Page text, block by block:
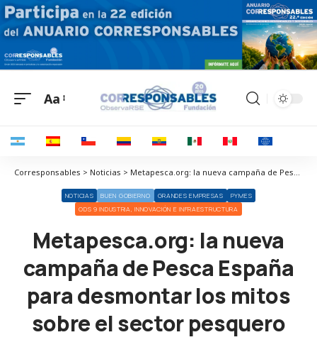
Aa
Corresponsables > Noticias > Metapesca.org: la nueva campaña de Pesca España para desmontar los mitos sobre el sector pesquero
NOTICIAS BUEN GOBIERNO GRANDES EMPRESAS
PYMES
ODS 9 INDUSTRIA, INNOVACIÓN E INFRAESTRUCTURA
Metapesca.org: la nueva
campaña de Pesca España
para desmontar los mitos
sobre el sector pesquero